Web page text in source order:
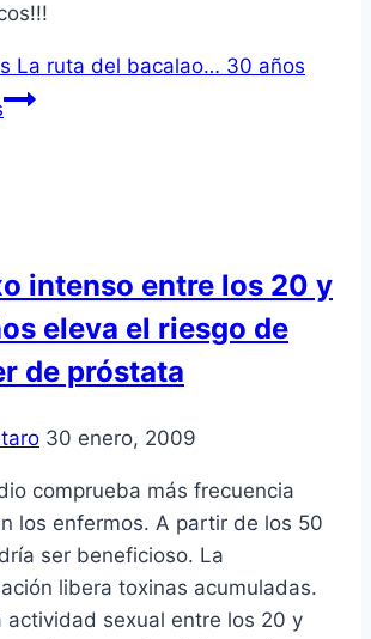
La ruta del bacalao… 30 años
intenso entre los 20 y
eleva el riesgo de
de próstata
30 enero, 2009
comprueba más frecuencia
los enfermos. A partir de los 50
ser beneficioso. La
libera toxinas acumuladas.
actividad sexual entre los 20 y